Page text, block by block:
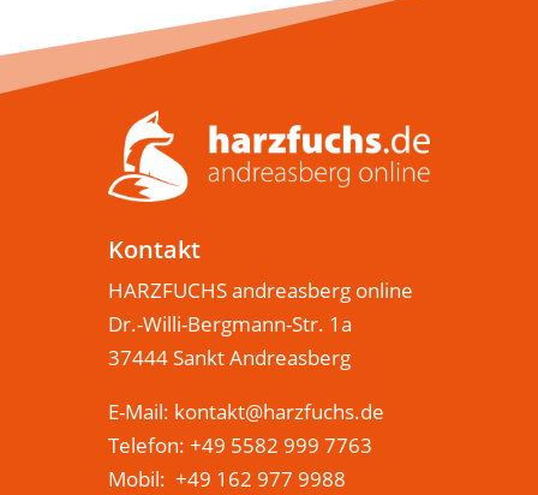
Kontakt
HARZFUCHS andreasberg online
Dr.-Willi-Bergmann-Str. 1a
37444 Sankt Andreasberg
E-Mail: kontakt@harzfuchs.de
Telefon: +49 5582 999 7763
Mobil: +49 162 977 9988